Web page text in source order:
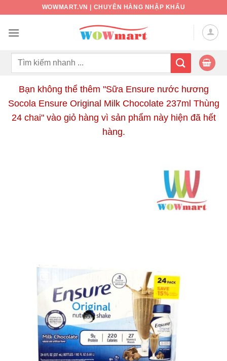
nội
WOWMART.VN | CHUYÊN HÀNG NHẬP KHẨU
Tìm
Bạn không thể thêm "Sữa Ensure nước hương
Socola Ensure Original Milk Chocolate 237ml Thùng
24 chai" vào giỏ hàng vì sản phẩm này hiện đã hết
hàng.